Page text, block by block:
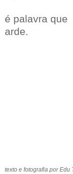
é palavra que
arde.
texto e fotografia por Edu